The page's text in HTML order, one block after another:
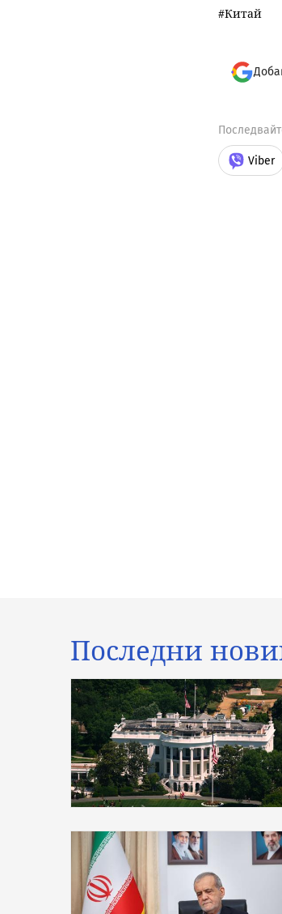
Китай
Viber
Последни